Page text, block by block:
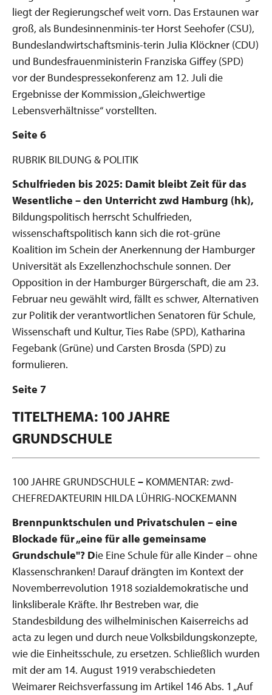
liegt der Regierungschef weit vorn. Das Erstaunen war
groß, als Bundesinnenminis-ter Horst Seehofer (CSU),
Bundeslandwirtschaftsminis-terin Julia Klöckner (CDU)
und Bundesfrauenministerin Franziska Giffey (SPD)
vor der Bundespressekonferenz am 12. Juli die
Ergebnisse der Kommission „Gleichwertige
Lebensverhältnisse“ vorstellten.
Seite 6
RUBRIK BILDUNG & POLITIK
Schulfrieden bis 2025: Damit bleibt Zeitfür das
Wesentliche – den Unterrichtzwd Hamburg (hk),
Bildungspolitisch herrscht Schulfrieden,
wissenschaftspolitisch kann sich die rot-grüne
Koalition im Schein der Anerkennung der Hamburger
Universität als Exzellenzhochschule sonnen. Der
Opposition in der Hamburger Bürgerschaft, die am 23.
Februar neu gewählt wird, fällt es schwer, Alternativen
zur Politik der verantwortlichen Senatoren für Schule,
Wissenschaft und Kultur, Ties Rabe (SPD), Katharina
Fegebank (Grüne) und Carsten Brosda (SPD) zu
formulieren.
Seite 7
TITELTHEMA: 100 JAHRE
GRUNDSCHULE
100 JAHRE GRUNDSCHULE– KOMMENTAR: zwd-
CHEFREDAKTEURIN HILDA LÜHRIG-NOCKEMANN
Brennpunktschulen und Privatschulen –eine
Blockade für „eine für alle gemeinsame
Grundschule"? Die Eine Schule für alle Kinder – ohne
Klassenschranken! Darauf drängten im Kontext der
Novemberrevolution 1918 sozialdemokratische und
linksliberale Kräfte. Ihr Bestreben war, die
Standesbildung des wilhelminischen Kaiserreichs ad
acta zu legen und durch neue Volksbildungskonzepte,
wie die Einheitsschule, zu ersetzen. Schließlich wurden
mit der am 14. August 1919 verabschiedeten
Weimarer Reichsverfassung im Artikel 146 Abs. 1 „Auf